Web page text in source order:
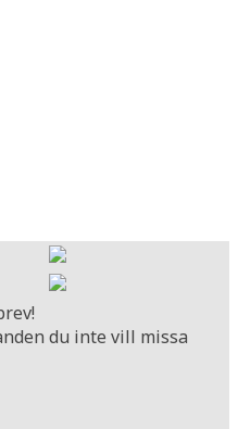
du inte vill missa